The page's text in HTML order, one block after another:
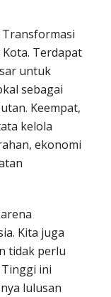
Transformasi
Terdapat
untuk
sebagai
Keempat,
kelola
ekonomi
Kita juga
tidak perlu
ini
lulusan